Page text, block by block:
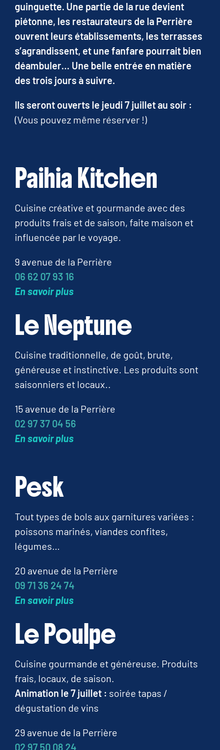
guinguette. Une partie de la rue devient
piétonne, les restaurateurs de la Perrière
ouvrent leurs établissements, les terrasses
s’agrandissent, et une fanfare pourrait bien
déambuler… Une belle entrée en matière
des trois jours à suivre.
Ils seront ouverts le jeudi 7 juillet au soir :
(Vous pouvez même réserver !)
Paihia Kitchen
Cuisine créative et gourmande avec des
produits frais et de saison, faite maison et
influencée par le voyage.
9 avenue de la Perrière
06 62 07 93 16
En savoir plus
Le Neptune
Cuisine traditionnelle, de goût, brute,
généreuse et instinctive. Les produits sont
saisonniers et locaux..
15 avenue de la Perrière
02 97 37 04 56
En savoir plus
Pesk
Tout types de bols aux garnitures variées :
poissons marinés, viandes confites,
légumes…
20 avenue de la Perrière
09 71 36 24 74
En savoir plus
Le Poulpe
Cuisine gourmande et généreuse. Produits
frais, locaux, de saison.
Animation le 7 juillet : soirée tapas /
dégustation de vins
29 avenue de la Perrière
02 97 50 08 24